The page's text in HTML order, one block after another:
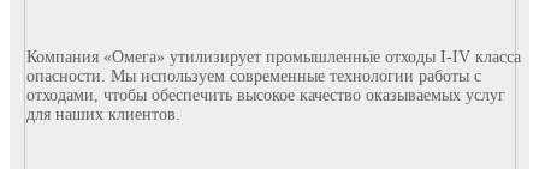
Компания «Омега» утилизирует промышленные отходы I-IV класса
опасности. Мы используем современные технологии работы с
отходами, чтобы обеспечить высокое качество оказываемых услуг
для наших клиентов.